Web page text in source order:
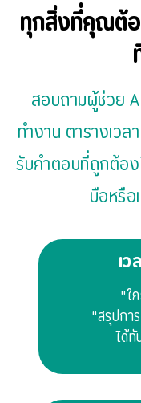
ทุกสิ่งที่คุณต้
สอบถามผู้ช่วย
ทำงาน ตารางเว
รับคำตอบที่ถูกต้อ
มือหรือ
เ
"ใ
"สรุปกา
ได้